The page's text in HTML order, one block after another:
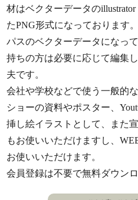
材はベクターデータの
たPNG形式になっております。
パスのベクターデータになっ
持ちの方は必要に応じて編集
夫です。
会社や学校などで使う一般的
ショーの資料やポスター、
挿し絵イラストとして、また
もお使いいただけますし、
お使いいただけます。
会員登録は不要で無料ダウン